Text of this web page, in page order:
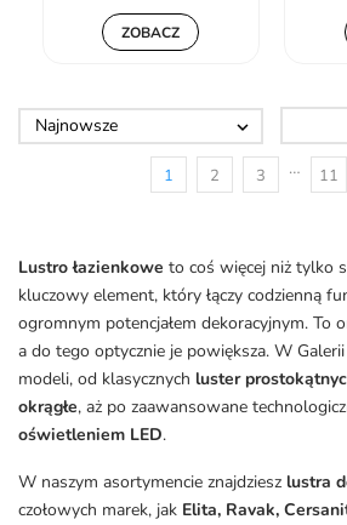
ZOBACZ
Najnowsze 
1 2 3 … 11
Lustro łazienkowe to coś więcej niż tylko
kluczowy element, który łączy codzienną
ogromnym potencjałem dekoracyjnym. To
a do tego optycznie je powiększa. W
modeli, od klasycznych luster
okrągłe, aż po zaawansowane
oświetleniem LED.
W naszym asortymencie znajdziesz lustra
czołowych marek, jak Elita, Ravak,